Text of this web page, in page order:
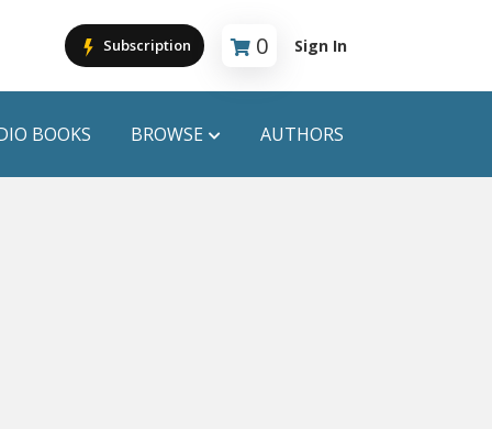
Subscription 0
Cart is empty
Sign In
BOOKS BROWSE AUTHORS